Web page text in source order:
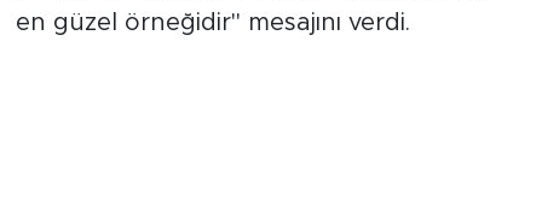
en güzel örneğidir" mesajını verdi.